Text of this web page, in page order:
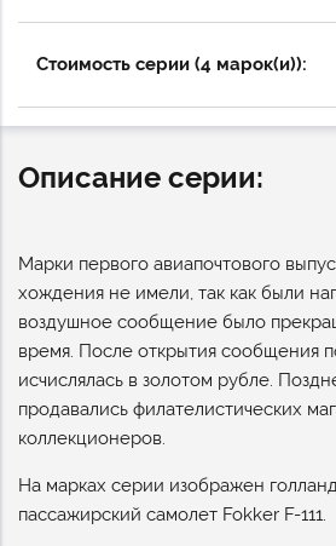
Стоимость серии (4 марок(и)):
Описание серии:
Марки первого авиапочтового
хождения не имели, так как были
воздушное сообщение было
время. После открытия сообщения
исчислялась в золотом рубле.
продавались филателистических
коллекционеров.
На марках серии изображен
пассажирский самолет Fokker F-111.